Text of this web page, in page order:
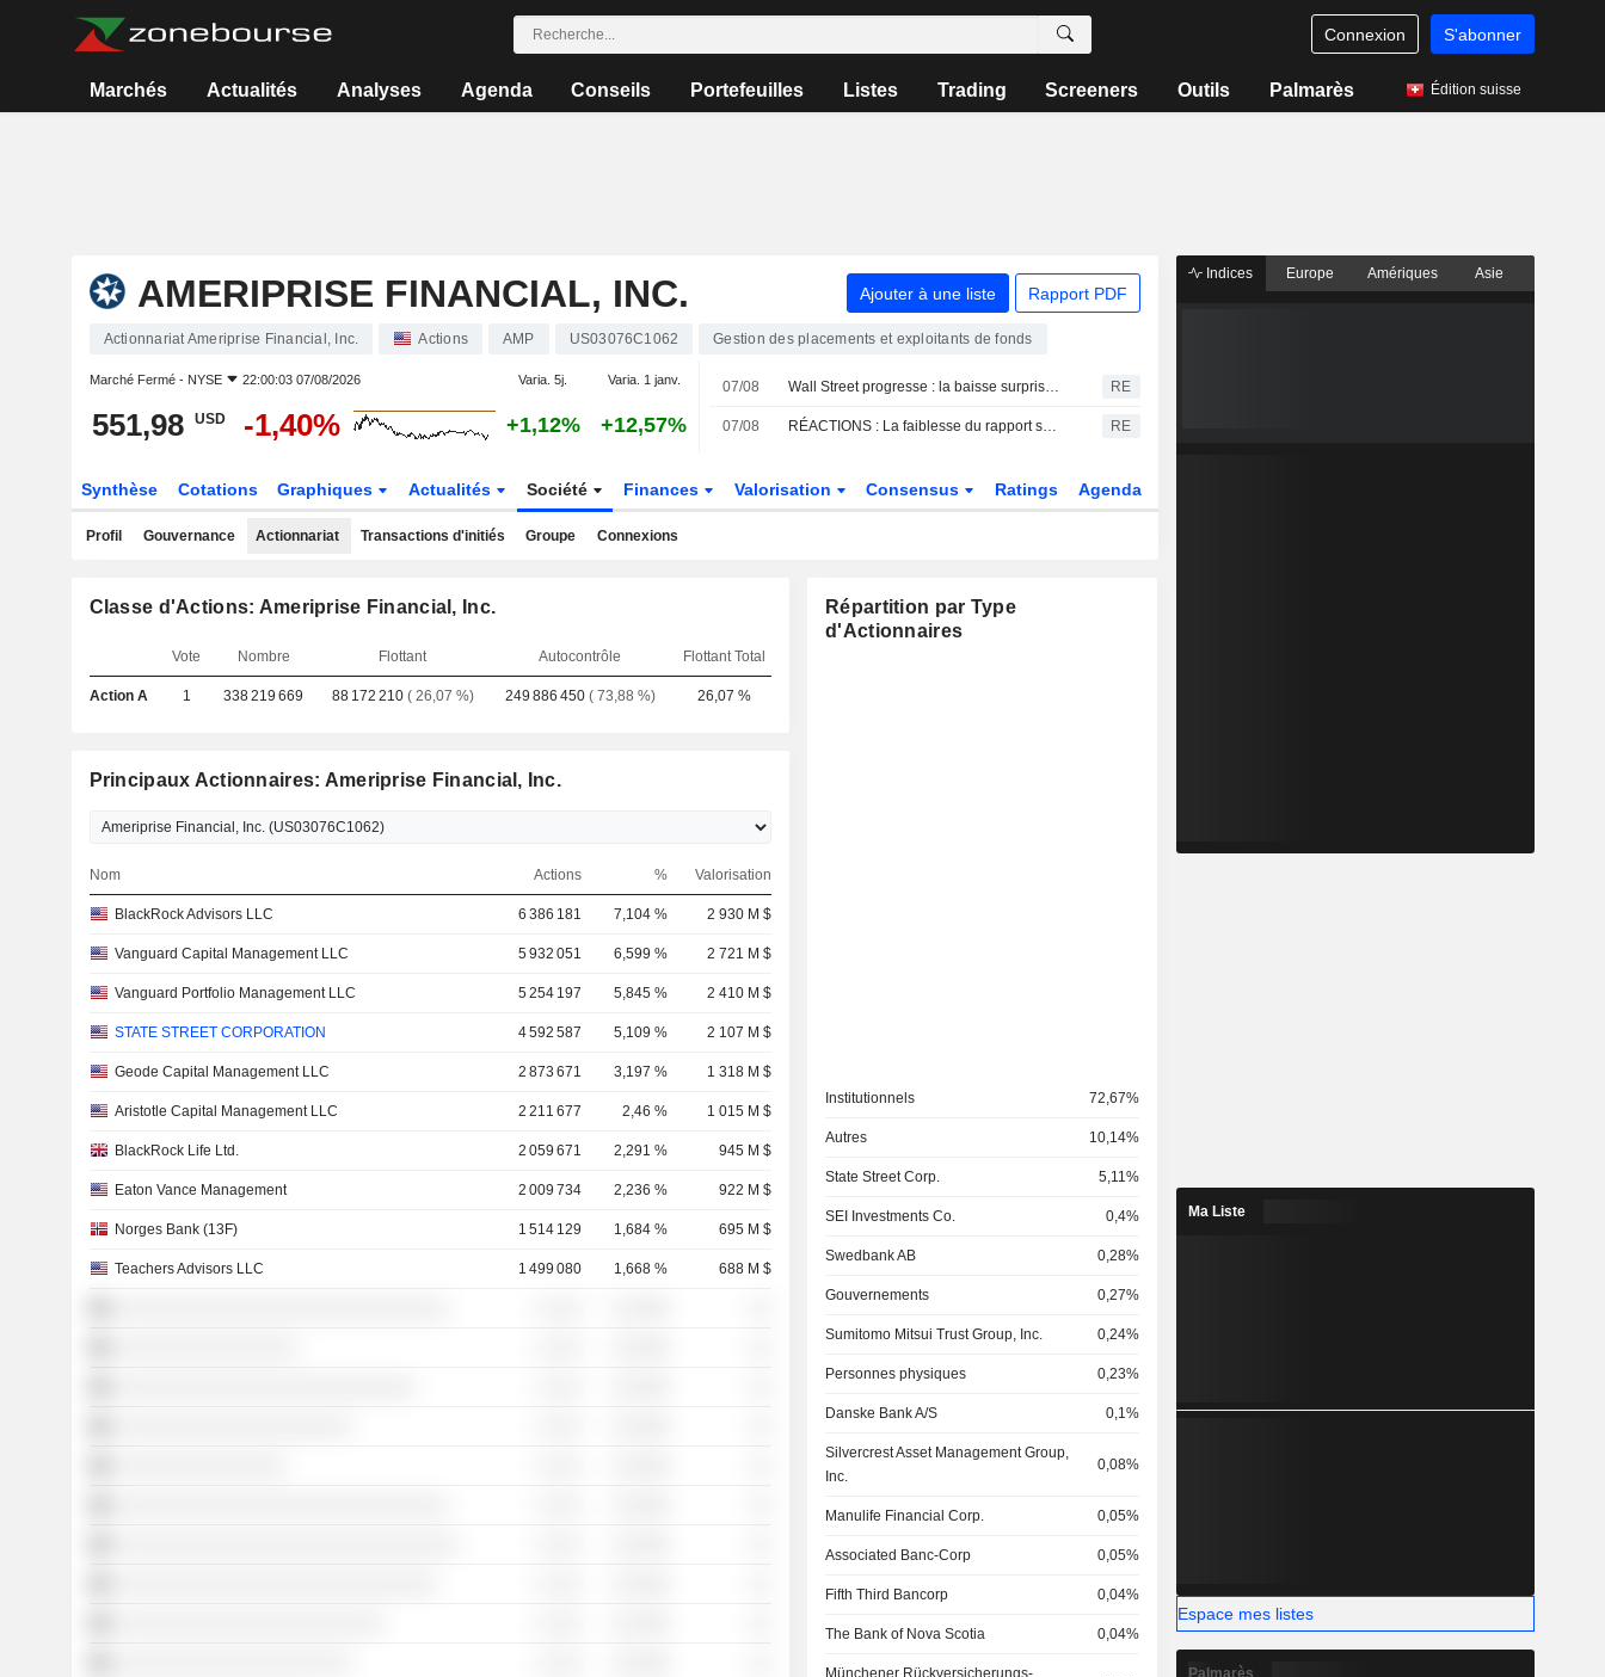
Connexion S'abonner
Marchés Actualités Analyses Agenda Conseils Portefeuilles Listes Trading Screeners Outils Palmarès Édition suisse
AMERIPRISE FINANCIAL, INC. Ajouter à une liste Rapport PDF
Actionnariat Ameriprise Financial, Inc. Actions AMP US03076C1062 Gestion des placements et exploitants de fonds
Marché Fermé - NYSE 22:00:03 07/08/2026 Varia. 5j. Varia. 1 janv.
551,98 USD -1,40% +1,12% +12,57%
07/08 Wall Street progresse : la baisse surprise des créations d'emplois apaise les craintes de hausse des taux RE
07/08 RÉACTIONS : La faiblesse du rapport sur l'emploi en juillet alimente le scepticisme quant à une hausse des taux de la Fed RE
Synthèse Cotations Graphiques Actualités Société Finances Valorisation Consensus Ratings Agenda
Profil Gouvernance Actionnariat Transactions d'initiés Groupe Connexions
Classe d'Actions: Ameriprise Financial, Inc.
Vote Nombre Flottant Autocontrôle Flottant Total
Action A 1 338 219 669 88 172 210( 26,07 %) 249 886 450( 73,88 %) 26,07 %
Principaux Actionnaires: Ameriprise Financial, Inc.
Nom Actions % Valorisation
BlackRock Advisors LLC 6 386 181 7,104 % 2 930 M $
Vanguard Capital Management LLC 5 932 051 6,599 % 2 721 M $
Vanguard Portfolio Management LLC 5 254 197 5,845 % 2 410 M $
STATE STREET CORPORATION 4 592 587 5,109 % 2 107 M $
Geode Capital Management LLC 2 873 671 3,197 % 1 318 M $
Aristotle Capital Management LLC 2 211 677 2,46 % 1 015 M $
BlackRock Life Ltd. 2 059 671 2,291 % 945 M $
Eaton Vance Management 2 009 734 2,236 % 922 M $
Norges Bank (13F) 1 514 129 1,684 % 695 M $
Teachers Advisors LLC 1 499 080 1,668 % 688 M $
Répartition par Type
d'Actionnaires
Institutionnels 72,67%
Autres 10,14%
State Street Corp. 5,11%
SEI Investments Co. 0,4%
Swedbank AB 0,28%
Gouvernements 0,27%
Sumitomo Mitsui Trust Group, Inc. 0,24%
Personnes physiques 0,23%
Danske Bank A/S 0,1%
Silvercrest Asset Management Group,
Inc.
0,08%
Manulife Financial Corp. 0,05%
Associated Banc-Corp 0,05%
Fifth Third Bancorp 0,04%
The Bank of Nova Scotia 0,04%
Münchener Rückversicherungs-
Indices Europe Amériques Asie
Ma Liste
Espace mes listes
Palmarès